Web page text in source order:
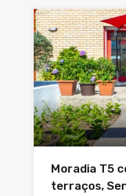
Moradia T5
terraços,